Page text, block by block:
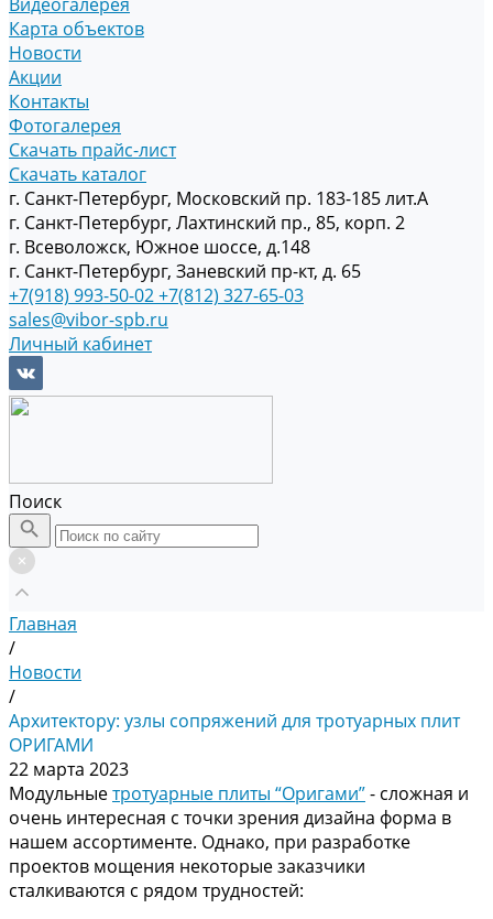
Карта объектов
Новости
Акции
Контакты
Фотогалерея
Скачать прайс-лист
Скачать каталог
г. Санкт-Петербург, Московский пр. 183-185 лит.А
г. Санкт-Петербург, Лахтинский пр., 85, корп. 2
г. Всеволожск, Южное шоссе, д.148
г. Санкт-Петербург, Заневский пр-кт, д. 65
+7(918) 993-50-02+7(812) 327-65-03
sales@vibor-spb.ru
Личный кабинет
Поиск
Главная
/
Новости
/
Архитектору: узлы сопряжений для тротуарных плит
ОРИГАМИ
22 марта 2023
Модульныетротуарные плиты “Оригами”- сложная и
очень интересная с точки зрения дизайна форма в
нашем ассортименте. Однако, при разработке
проектов мощения некоторые заказчики
сталкиваются с рядом трудностей: